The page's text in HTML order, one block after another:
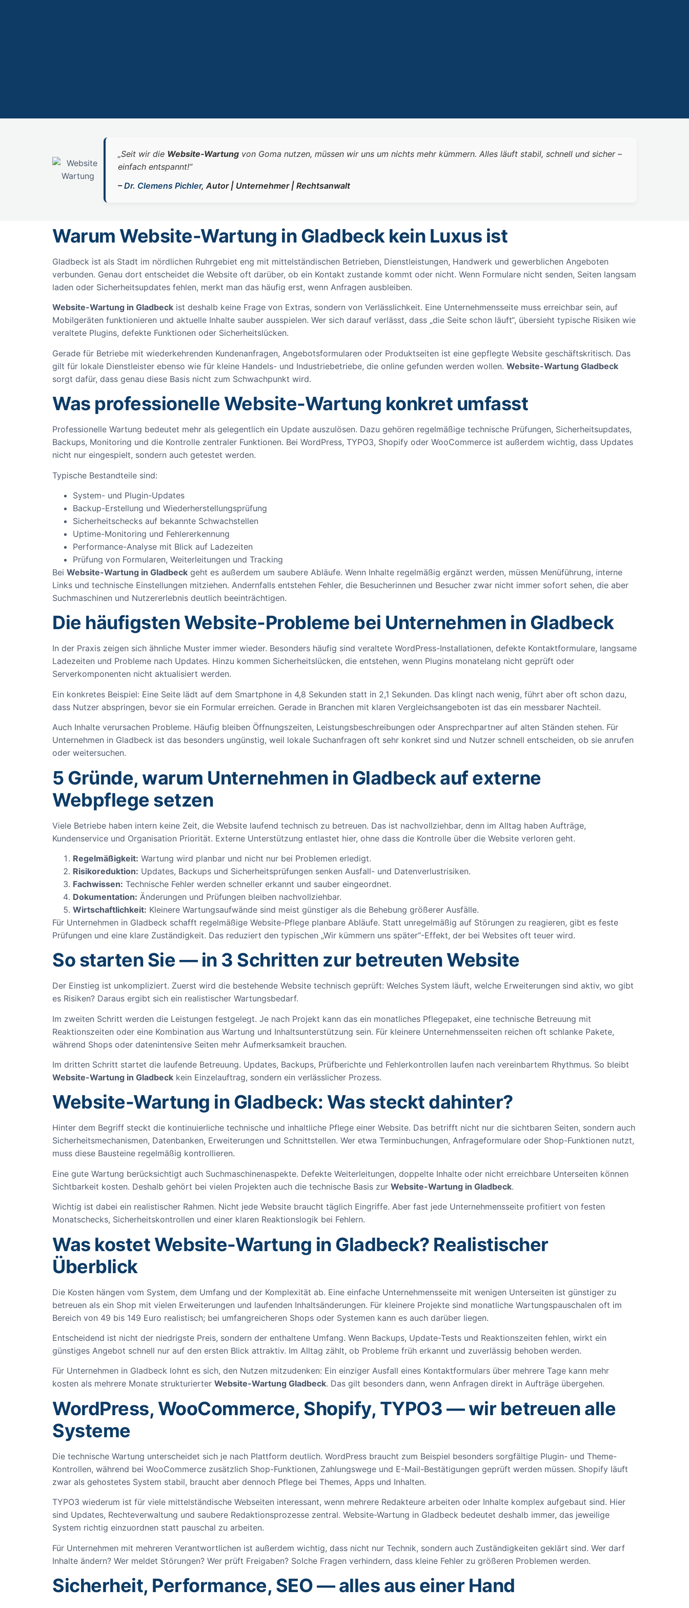
„Seit wir die Website‑Wartung von Goma nutzen, müssen wir uns um nichts mehr kümmern. Alles läuft stabil, schnell und sicher –
einfach entspannt!“
–Dr. Clemens Pichler, Autor | Unternehmer | Rechtsanwalt
Warum Website-Wartung in Gladbeck kein Luxus ist
Gladbeck ist als Stadt im nördlichen Ruhrgebiet eng mit mittelständischen Betrieben, Dienstleistungen, Handwerk und gewerblichen Angeboten
verbunden. Genau dort entscheidet die Website oft darüber, ob ein Kontakt zustande kommt oder nicht. Wenn Formulare nicht senden, Seiten langsam
laden oder Sicherheitsupdates fehlen, merkt man das häufig erst, wenn Anfragen ausbleiben.
Website-Wartung in Gladbeck ist deshalb keine Frage von Extras, sondern von Verlässlichkeit. Eine Unternehmensseite muss erreichbar sein, auf
Mobilgeräten funktionieren und aktuelle Inhalte sauber ausspielen. Wer sich darauf verlässt, dass „die Seite schon läuft“, übersieht typische Risiken wie
veraltete Plugins, defekte Funktionen oder Sicherheitslücken.
Gerade für Betriebe mit wiederkehrenden Kundenanfragen, Angebotsformularen oder Produktseiten ist eine gepflegte Website geschäftskritisch. Das
gilt für lokale Dienstleister ebenso wie für kleine Handels- und Industriebetriebe, die online gefunden werden wollen. Website-Wartung Gladbeck
sorgt dafür, dass genau diese Basis nicht zum Schwachpunkt wird.
Was professionelle Website-Wartung konkret umfasst
Professionelle Wartung bedeutet mehr als gelegentlich ein Update auszulösen. Dazu gehören regelmäßige technische Prüfungen, Sicherheitsupdates,
Backups, Monitoring und die Kontrolle zentraler Funktionen. Bei WordPress, TYPO3, Shopify oder WooCommerce ist außerdem wichtig, dass Updates
nicht nur eingespielt, sondern auch getestet werden.
Typische Bestandteile sind:
System- und Plugin-Updates
Backup-Erstellung und Wiederherstellungsprüfung
Sicherheitschecks auf bekannte Schwachstellen
Uptime-Monitoring und Fehlererkennung
Performance-Analyse mit Blick auf Ladezeiten
Prüfung von Formularen, Weiterleitungen und Tracking
Bei Website-Wartung in Gladbeck geht es außerdem um saubere Abläufe. Wenn Inhalte regelmäßig ergänzt werden, müssen Menüführung, interne
Links und technische Einstellungen mitziehen. Andernfalls entstehen Fehler, die Besucherinnen und Besucher zwar nicht immer sofort sehen, die aber
Suchmaschinen und Nutzererlebnis deutlich beeinträchtigen.
Die häufigsten Website-Probleme bei Unternehmen in Gladbeck
In der Praxis zeigen sich ähnliche Muster immer wieder. Besonders häufig sind veraltete WordPress-Installationen, defekte Kontaktformulare, langsame
Ladezeiten und Probleme nach Updates. Hinzu kommen Sicherheitslücken, die entstehen, wenn Plugins monatelang nicht geprüft oder
Serverkomponenten nicht aktualisiert werden.
Ein konkretes Beispiel: Eine Seite lädt auf dem Smartphone in 4,8 Sekunden statt in 2,1 Sekunden. Das klingt nach wenig, führt aber oft schon dazu,
dass Nutzer abspringen, bevor sie ein Formular erreichen. Gerade in Branchen mit klaren Vergleichsangeboten ist das ein messbarer Nachteil.
Auch Inhalte verursachen Probleme. Häufig bleiben Öffnungszeiten, Leistungsbeschreibungen oder Ansprechpartner auf alten Ständen stehen. Für
Unternehmen in Gladbeck ist das besonders ungünstig, weil lokale Suchanfragen oft sehr konkret sind und Nutzer schnell entscheiden, ob sie anrufen
oder weitersuchen.
5 Gründe, warum Unternehmen in Gladbeck auf externe
Webpflege setzen
Viele Betriebe haben intern keine Zeit, die Website laufend technisch zu betreuen. Das ist nachvollziehbar, denn im Alltag haben Aufträge,
Kundenservice und Organisation Priorität. Externe Unterstützung entlastet hier, ohne dass die Kontrolle über die Website verloren geht.
Regelmäßigkeit: Wartung wird planbar und nicht nur bei Problemen erledigt.
Risikoreduktion: Updates, Backups und Sicherheitsprüfungen senken Ausfall- und Datenverlustrisiken.
Fachwissen: Technische Fehler werden schneller erkannt und sauber eingeordnet.
Dokumentation: Änderungen und Prüfungen bleiben nachvollziehbar.
Wirtschaftlichkeit: Kleinere Wartungsaufwände sind meist günstiger als die Behebung größerer Ausfälle.
Für Unternehmen in Gladbeck schafft regelmäßige Website-Pflege planbare Abläufe. Statt unregelmäßig auf Störungen zu reagieren, gibt es feste
Prüfungen und eine klare Zuständigkeit. Das reduziert den typischen „Wir kümmern uns später“-Effekt, der bei Websites oft teuer wird.
So starten Sie — in 3 Schritten zur betreuten Website
Der Einstieg ist unkompliziert. Zuerst wird die bestehende Website technisch geprüft: Welches System läuft, welche Erweiterungen sind aktiv, wo gibt
es Risiken? Daraus ergibt sich ein realistischer Wartungsbedarf.
Im zweiten Schritt werden die Leistungen festgelegt. Je nach Projekt kann das ein monatliches Pflegepaket, eine technische Betreuung mit
Reaktionszeiten oder eine Kombination aus Wartung und Inhaltsunterstützung sein. Für kleinere Unternehmensseiten reichen oft schlanke Pakete,
während Shops oder datenintensive Seiten mehr Aufmerksamkeit brauchen.
Im dritten Schritt startet die laufende Betreuung. Updates, Backups, Prüfberichte und Fehlerkontrollen laufen nach vereinbartem Rhythmus. So bleibt
Website-Wartung in Gladbeck kein Einzelauftrag, sondern ein verlässlicher Prozess.
Website-Wartung in Gladbeck: Was steckt dahinter?
Hinter dem Begriff steckt die kontinuierliche technische und inhaltliche Pflege einer Website. Das betrifft nicht nur die sichtbaren Seiten, sondern auch
Sicherheitsmechanismen, Datenbanken, Erweiterungen und Schnittstellen. Wer etwa Terminbuchungen, Anfrageformulare oder Shop-Funktionen nutzt,
muss diese Bausteine regelmäßig kontrollieren.
Eine gute Wartung berücksichtigt auch Suchmaschinenaspekte. Defekte Weiterleitungen, doppelte Inhalte oder nicht erreichbare Unterseiten können
Sichtbarkeit kosten. Deshalb gehört bei vielen Projekten auch die technische Basis zur Website-Wartung in Gladbeck.
Wichtig ist dabei ein realistischer Rahmen. Nicht jede Website braucht täglich Eingriffe. Aber fast jede Unternehmensseite profitiert von festen
Monatschecks, Sicherheitskontrollen und einer klaren Reaktionslogik bei Fehlern.
Was kostet Website-Wartung in Gladbeck? Realistischer
Überblick
Die Kosten hängen vom System, dem Umfang und der Komplexität ab. Eine einfache Unternehmensseite mit wenigen Unterseiten ist günstiger zu
betreuen als ein Shop mit vielen Erweiterungen und laufenden Inhaltsänderungen. Für kleinere Projekte sind monatliche Wartungspauschalen oft im
Bereich von 49 bis 149 Euro realistisch; bei umfangreicheren Shops oder Systemen kann es auch darüber liegen.
Entscheidend ist nicht der niedrigste Preis, sondern der enthaltene Umfang. Wenn Backups, Update-Tests und Reaktionszeiten fehlen, wirkt ein
günstiges Angebot schnell nur auf den ersten Blick attraktiv. Im Alltag zählt, ob Probleme früh erkannt und zuverlässig behoben werden.
Für Unternehmen in Gladbeck lohnt es sich, den Nutzen mitzudenken: Ein einziger Ausfall eines Kontaktformulars über mehrere Tage kann mehr
kosten als mehrere Monate strukturierter Website-Wartung Gladbeck. Das gilt besonders dann, wenn Anfragen direkt in Aufträge übergehen.
WordPress, WooCommerce, Shopify, TYPO3 — wir betreuen alle
Systeme
Die technische Wartung unterscheidet sich je nach Plattform deutlich. WordPress braucht zum Beispiel besonders sorgfältige Plugin- und Theme-
Kontrollen, während bei WooCommerce zusätzlich Shop-Funktionen, Zahlungswege und E-Mail-Bestätigungen geprüft werden müssen. Shopify läuft
zwar als gehostetes System stabil, braucht aber dennoch Pflege bei Themes, Apps und Inhalten.
TYPO3 wiederum ist für viele mittelständische Webseiten interessant, wenn mehrere Redakteure arbeiten oder Inhalte komplex aufgebaut sind. Hier
sind Updates, Rechteverwaltung und saubere Redaktionsprozesse zentral. Website-Wartung in Gladbeck bedeutet deshalb immer, das jeweilige
System richtig einzuordnen statt pauschal zu arbeiten.
Für Unternehmen mit mehreren Verantwortlichen ist außerdem wichtig, dass nicht nur Technik, sondern auch Zuständigkeiten geklärt sind. Wer darf
Inhalte ändern? Wer meldet Störungen? Wer prüft Freigaben? Solche Fragen verhindern, dass kleine Fehler zu größeren Problemen werden.
Sicherheit, Performance, SEO — alles aus einer Hand